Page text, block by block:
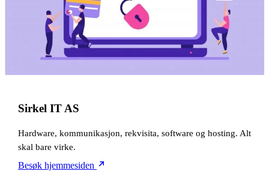
Sirkel IT AS
Hardware, kommunikasjon, rekvisita, software og hosting. Alt
skal bare virke.
Besøk hjemmesiden